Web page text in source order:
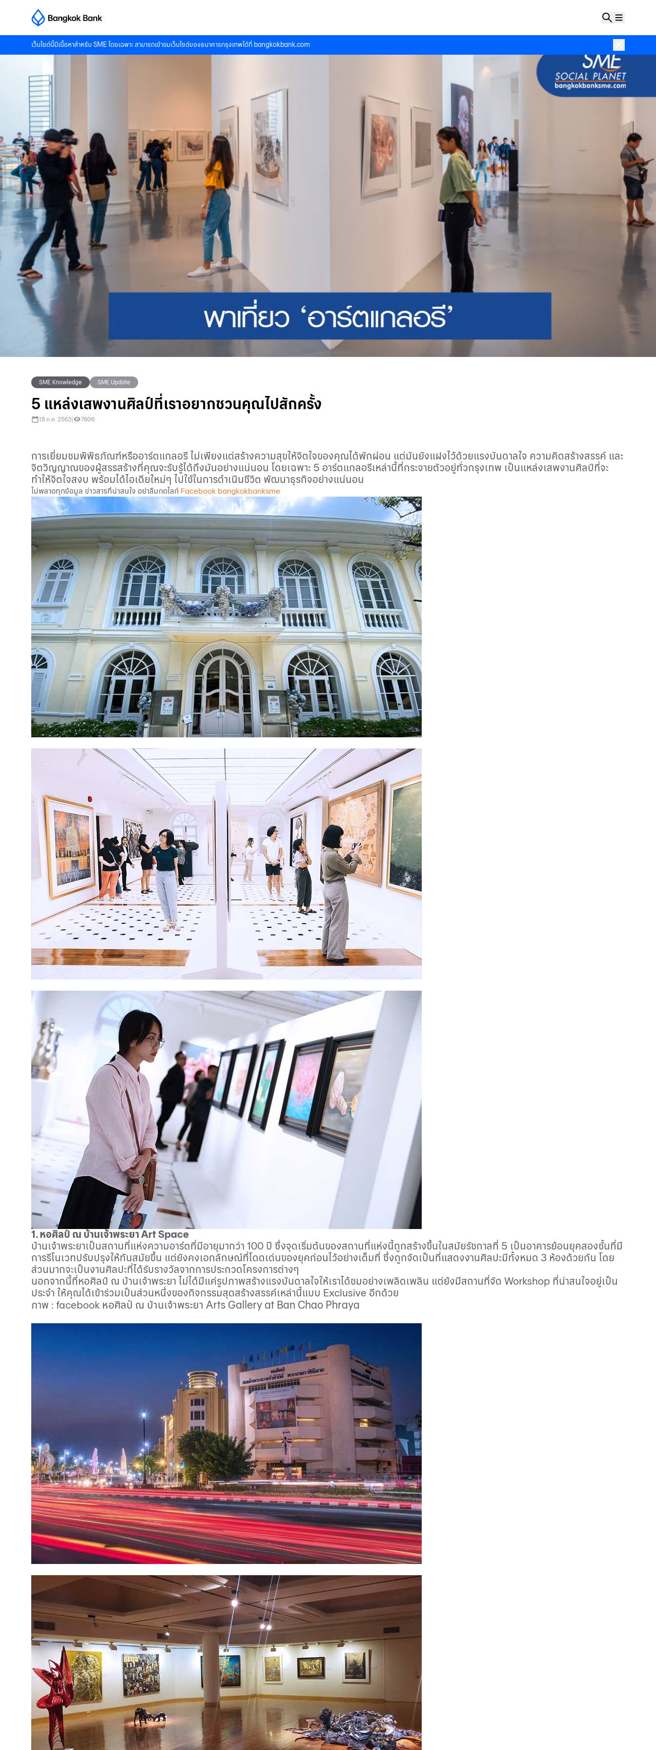
เว็บไซต์นี้มีเนื้อหาสำหรับ SME โดยเฉพาะ สามารถเข้าชมเว็บไซต์ของธนาคารกรุงเทพได้ที่ bangkokbank.com
SME Knowledge SME Update
5 แหล่งเสพงานศิลป์ที่เราอยากชวนคุณไปสักครั้ง
18 ก.ค. 2563 7606
การเยี่ยมชมพิพิธภัณฑ์หรืออาร์ตแกลอรี ไม่เพียงแต่สร้างความสุขให้จิตใจของคุณได้พักผ่อน แต่มันยังแฝงไว้ด้วยแรงบันดาลใจ ความคิดสร้างสรรค์ และ
จิตวิญญาณของผู้สรรสร้างที่คุณจะรับรู้ได้ถึงมันอย่างแน่นอน โดยเฉพาะ 5 อาร์ตแกลอรีเหล่านี้ที่กระจายตัวอยู่ทั่วกรุงเทพ เป็นแหล่งเสพงานศิลป์ที่จะ
ทำให้จิตใจสงบ พร้อมได้ไอเดียใหม่ๆ ไปใช้ในการดำเนินชีวิต พัฒนาธุรกิจอย่างแน่นอน
ไม่พลาดทุกข้อมูล ข่าวสารที่น่าสนใจ อย่าลืมกดไลก์ Facebook bangkokbanksme
1. หอศิลป์ ณ บ้านเจ้าพระยา Art Space
บ้านเจ้าพระยาเป็นสถานที่แห่งความอาร์ตที่มีอายุมากว่า 100 ปี ซึ่งจุดเริ่มต้นของสถานที่แห่งนี้ถูกสร้างขึ้นในสมัยรัชกาลที่ 5 เป็นอาคารย้อนยุคสองชั้นที่มี
การรีโนเวทปรับปรุงให้ทันสมัยขึ้น แต่ยังคงเอกลักษณ์ที่โดดเด่นของยุคก่อนไว้อย่างเต็มที่ ซึ่งถูกจัดเป็นที่แสดงงานศิลปะมีทั้งหมด 3 ห้องด้วยกัน โดย
ส่วนมากจะเป็นงานศิลปะที่ได้รับรางวัลจากการประกวดโครงการต่างๆ
นอกจากนี้ที่หอศิลป์ ณ บ้านเจ้าพระยา ไม่ได้มีแค่รูปภาพสร้างแรงบันดาลใจให้เราได้ชมอย่างเพลิดเพลิน แต่ยังมีสถานที่จัด Workshop ที่น่าสนใจอยู่เป็น
ประจำ ให้คุณได้เข้าร่วมเป็นส่วนหนึ่งของกิจกรรมสุดสร้างสรรค์เหล่านี้แบบ Exclusive อีกด้วย
ภาพ : facebook หอศิลป์ ณ บ้านเจ้าพระยา Arts Gallery at Ban Chao Phraya